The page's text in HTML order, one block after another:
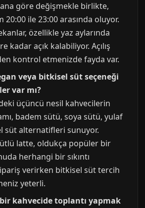
göre değişmekle birlikte,
20:00 ile 23:00 arasında oluyor.
özellikle yaz aylarında
kadar açık kalabiliyor. Açılış
kontrol etmenizde fayda var.
veya bitkisel süt seçeneği
var mı?
üçüncü nesil kahvecilerin
badem sütü, soya sütü, yulaf
süt alternatifleri sunuyor.
latte, oldukça popüler bir
herhangi bir sıkıntı
verirken bitkisel süt tercih
yeterli.
bir kahvecide toplantı yapmak